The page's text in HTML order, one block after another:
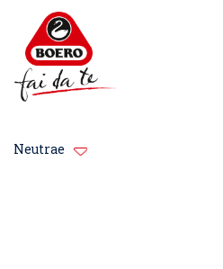
Neutrae